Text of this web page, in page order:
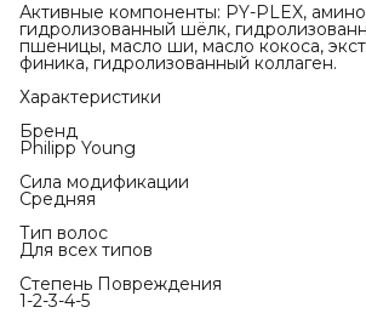
Активные компоненты: PY-PLEX,
гидролизованный шёлк,
пшеницы, масло ши, масло кокоса,
финика, гидролизованный коллаген.
Характеристики
Бренд
Philipp Young
Сила модификации
Средняя
Тип волос
Для всех типов
Степень Повреждения
1-2-3-4-5